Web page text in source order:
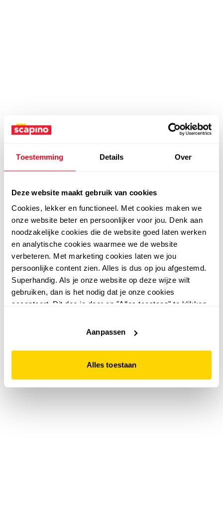
Toestemming Details Over
Deze website maakt gebruik van cookies
Cookies, lekker en functioneel. Met cookies maken we
onze website beter en persoonlijker voor jou. Denk aan
noodzakelijke cookies die de website goed laten werken
en analytische cookies waarmee we de website
verbeteren. Met marketing cookies laten we jou
persoonlijke content zien. Alles is dus op jou afgestemd.
Superhandig. Als je onze website op deze wijze wilt
gebruiken, dan is het nodig dat je onze cookies
accepteert. Dit doe je door op "Alles toestaan" te klikken.
website niet optimaal functioneert.
Aanpassen
Alles toestaan